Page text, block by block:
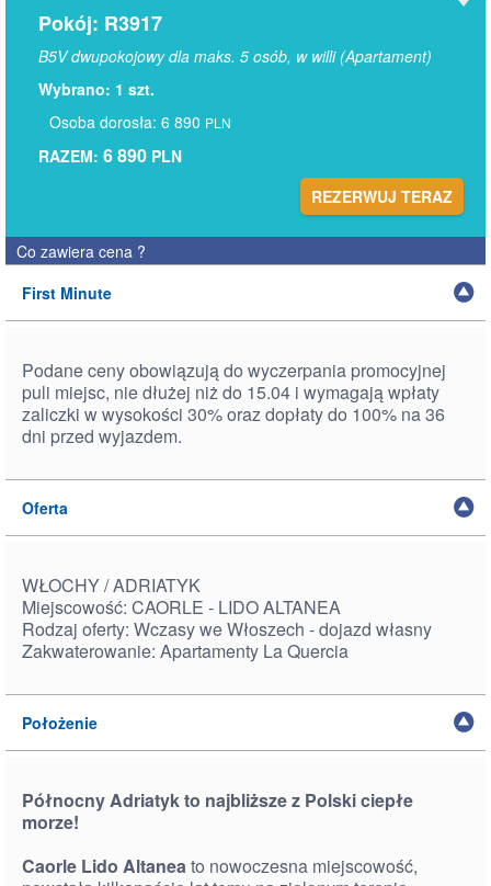
Pokój: R3917
B5V dwupokojowy dla maks. 5 osób, w willi (Apartament)
Wybrano: 1 szt.
Osoba dorosła: 6 890 PLN
RAZEM: 6 890 PLN
REZERWUJ TERAZ
Co zawiera cena ?
First Minute
Podane ceny obowiązują do wyczerpania promocyjnej
puli miejsc, nie dłużej niż do 15.04 i wymagają wpłaty
zaliczki w wysokości 30% oraz dopłaty do 100% na 36
dni przed wyjazdem.
Oferta
WŁOCHY / ADRIATYK
Miejscowość: CAORLE - LIDO ALTANEA
Rodzaj oferty: Wczasy we Włoszech - dojazd własny
Zakwaterowanie: Apartamenty La Quercia
Położenie
Północny Adriatyk to najbliższe z Polski ciepłe
morze!
Caorle Lido Altaneato nowoczesna miejscowość,